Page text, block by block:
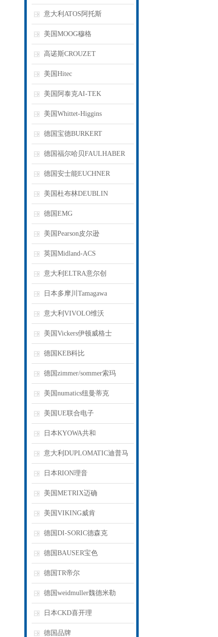
意大利ATOS阿托斯
美国MOOG穆格
高诺斯CROUZET
美国Hitec
美国阿泰克AI-TEK
美国Whittet-Higgins
德国宝德BURKERT
德国福尔哈贝FAULHABER
德国安士能EUCHNER
美国杜布林DEUBLIN
德国EMG
美国Pearson皮尔逊
英国Midland-ACS
意大利ELTRA意尔创
日本多摩川Tamagawa
意大利VIVOLO维沃
美国Vickers伊顿威格士
德国KEB科比
德国zimmer/sommer索玛
美国numatics纽曼蒂克
美国UE联合电子
日本KYOWA共和
意大利DUPLOMATIC迪普马
日本RION理音
美国METRIX迈确
美国VIKING威肯
德国DI-SORIC德森克
德国BAUSER宝色
德国TR帝尔
德国weidmuller魏德米勒
日本CKD喜开理
德国品牌